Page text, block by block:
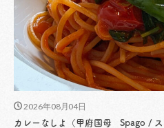
2026年08月04日
カレーなしよ（甲府国母 Spago / ス